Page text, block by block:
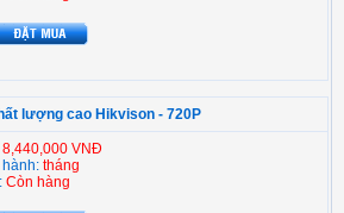
lượng cao Hikvison - 720P
8,440,000 VNĐ
hành: tháng
Còn hàng